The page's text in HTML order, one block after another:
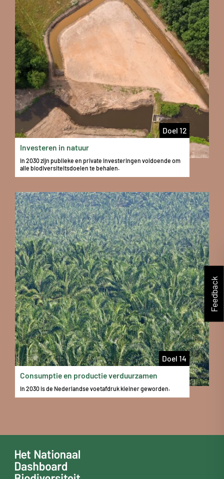
Doel 12
Investeren in natuur
In 2030 zijn publieke en private investeringen voldoende om
alle biodiversiteitsdoelen te behalen.
Doel 14
Consumptie en productie verduurzamen
In 2030 is de Nederlandse voetafdruk kleiner geworden.
Feedback